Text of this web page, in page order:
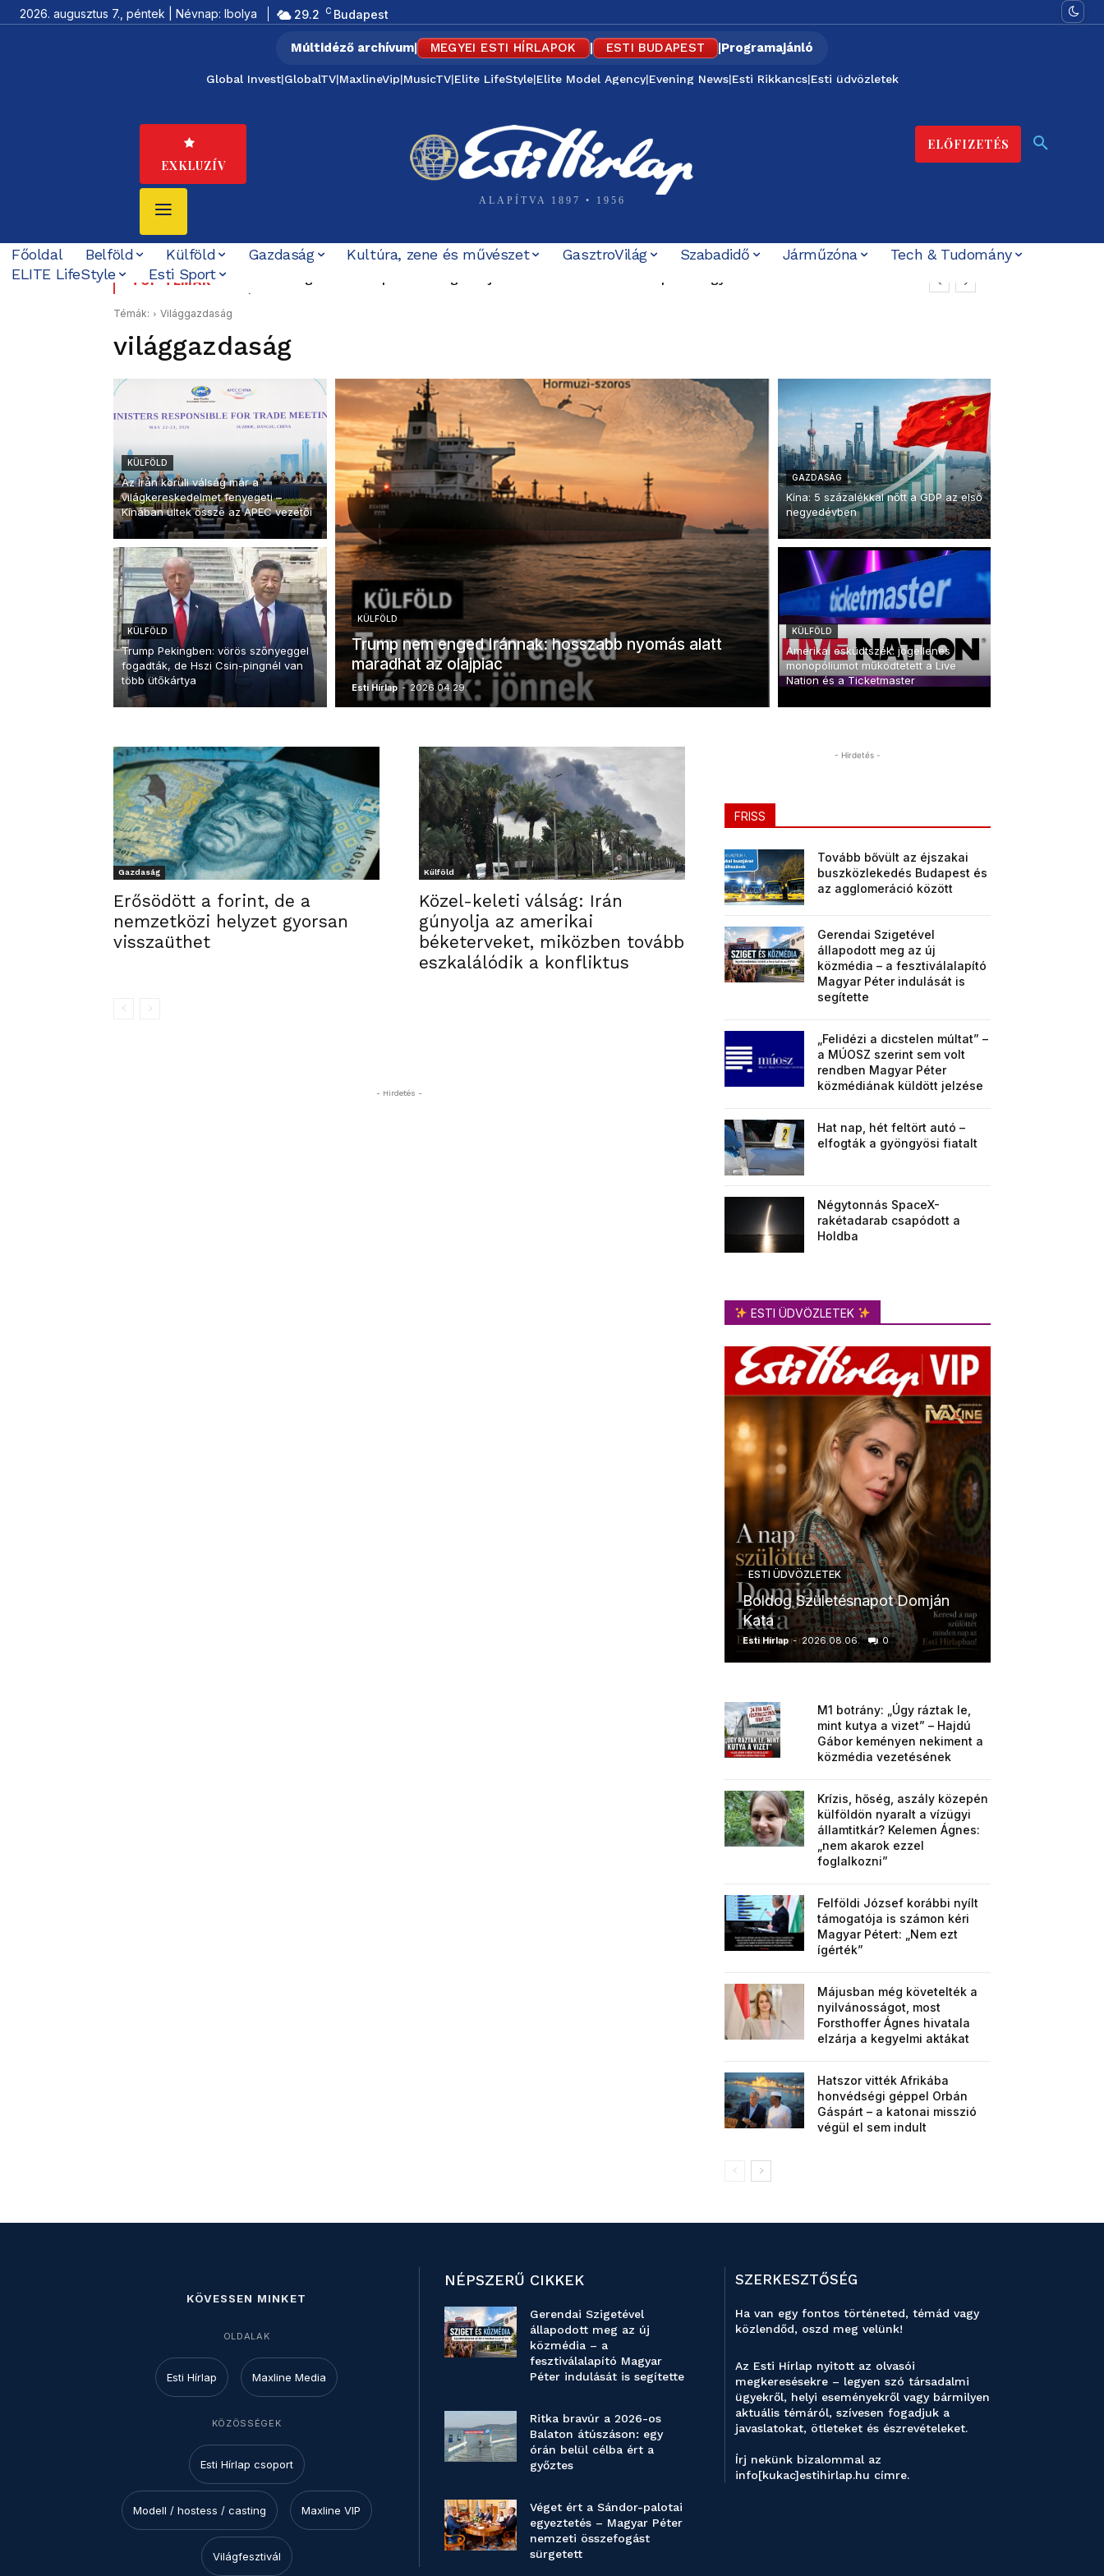
2026. augusztus 7., péntek | Névnap: Ibolya 29.2 C Budapest
Múltidéző archívum| MEGYEI ESTI HÍRLAPOK | ESTI BUDAPEST |Programajánló
Global Invest|GlobalTV|MaxlineVip|MusicTV|Elite LifeStyle|Elite Model Agency|Evening News|Esti Rikkancs|Esti üdvözletek
EXKLUZÍV
ALAPÍTVA 1897 • 1956
ELŐFIZETÉS
Főoldal Belföld Külföld Gazdaság Kultúra, zene és művészet GasztroVilág Szabadidő Járműzóna
Tech & Tudomány
ELITE LifeStyle
Esti Sport
TOP TÉMÁKGerendai Szigetével állapodott meg az új közmédia – a fesztiválalapító Magyar Péter indulását is
segítette
„Felidézi a dicstelen múltat” – a MÚOSZ szerint sem volt rendben Magyar Péter közmédiának
küldött jelzése
Témák: Világgazdaság
világgazdaság
KÜLFÖLD
Az Irán körüli válság már a
világkereskedelmet fenyegeti –
Kínában ültek össze az APEC vezetői
KÜLFÖLD
Trump Pekingben: vörös szőnyeggel
fogadták, de Hszi Csin-pingnél van
több ütőkártya
KÜLFÖLD
Trump nem enged Iránnak: hosszabb nyomás alatt
maradhat az olajpiac
Esti Hírlap - 2026.04.29.
GAZDASÁG
Kína: 5 százalékkal nőtt a GDP az első
negyedévben
KÜLFÖLD
Amerikai esküdtszék: jogellenes
monopóliumot működtetett a Live
Nation és a Ticketmaster
Gazdaság
Erősödött a forint, de a
nemzetközi helyzet gyorsan
visszaüthet
Külföld
Közel-keleti válság: Irán
gúnyolja az amerikai
béketerveket, miközben tovább
eszkalálódik a konfliktus
- Hirdetés -
- Hirdetés -
FRISS
Tovább bővült az éjszakai
buszközlekedés Budapest és
az agglomeráció között
Gerendai Szigetével
állapodott meg az új
közmédia – a fesztiválalapító
Magyar Péter indulását is
segítette
„Felidézi a dicstelen múltat” –
a MÚOSZ szerint sem volt
rendben Magyar Péter
közmédiának küldött jelzése
Hat nap, hét feltört autó –
elfogták a gyöngyösi fiatalt
Négytonnás SpaceX-
rakétadarab csapódott a
Holdba
ESTI ÜDVÖZLETEK
ESTI ÜDVÖZLETEK
Boldog Születésnapot Domján
Kata
Esti Hírlap - 2026.08.06. 0
M1 botrány: „Úgy ráztak le,
mint kutya a vizet” – Hajdú
Gábor keményen nekiment a
közmédia vezetésének
Krízis, hőség, aszály közepén
külföldön nyaralt a vízügyi
államtitkár? Kelemen Ágnes:
„nem akarok ezzel
foglalkozni”
Felföldi József korábbi nyílt
támogatója is számon kéri
Magyar Pétert: „Nem ezt
ígérték”
Májusban még követelték a
nyilvánosságot, most
Forsthoffer Ágnes hivatala
elzárja a kegyelmi aktákat
Hatszor vitték Afrikába
honvédségi géppel Orbán
Gáspárt – a katonai misszió
végül el sem indult
KÖVESSEN MINKET
OLDALAK
Esti Hírlap Maxline Media
KÖZÖSSÉGEK
Esti Hírlap csoport
Modell / hostess / casting Maxline VIP
Világfesztivál
NÉPSZERŰ CIKKEK
Gerendai Szigetével
állapodott meg az új
közmédia – a
fesztiválalapító Magyar
Péter indulását is segítette
Ritka bravúr a 2026-os
Balaton átúszáson: egy
órán belül célba ért a
győztes
Véget ért a Sándor-palotai
egyeztetés – Magyar Péter
nemzeti összefogást
sürgetett
SZERKESZTŐSÉG
Ha van egy fontos történeted, témád vagy
közlendőd, oszd meg velünk!
Az Esti Hírlap nyitott az olvasói
megkeresésekre – legyen szó társadalmi
ügyekről, helyi eseményekről vagy bármilyen
aktuális témáról, szívesen fogadjuk a
javaslatokat, ötleteket és észrevételeket.
Írj nekünk bizalommal az
info[kukac]estihirlap.hu címre.